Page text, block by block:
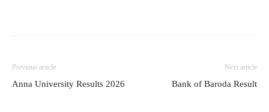
Previous article
Anna University Results 2026
Next article
Bank of Baroda Result